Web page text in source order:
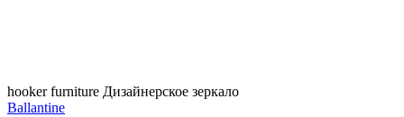
hooker furniture Дизайнерское зеркало
Ballantine